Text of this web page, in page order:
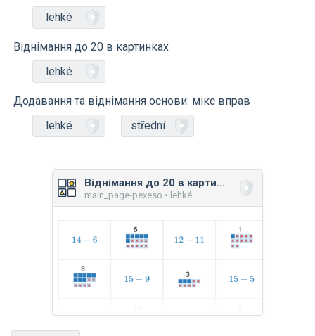
lehké
Віднімання до 20 в картинках
lehké
Додавання та віднімання основи: мікс вправ
lehké
střední
Віднімання до 20 в картинках
main_page-pexeso • lehké